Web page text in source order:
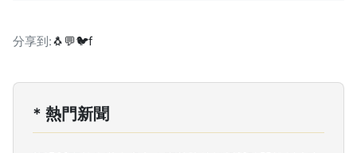
分享到:🐧💬🐦f
* 熱門新聞